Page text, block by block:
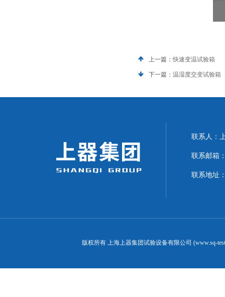
上一篇：快速变温试验箱
下一篇： 温湿度交变试验箱
联系人：
联系邮箱
联系地址
版权所有 上海上器集团试验设备有限公司 (www.sq-